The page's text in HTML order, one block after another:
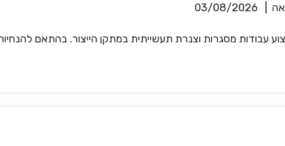
03/08/2026
מסגרות וצנרת תעשייתית במתקן הייצור. בהתאם להנחיות